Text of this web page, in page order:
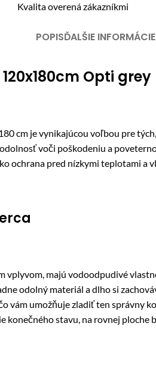
Kvalita overená zákazníkmi
POPISĎALŠIE INFORMÁCIE
Opti grey
cm je vynikajúcou voľbou pre
voči poškodeniu a
ochrana pred nízkymi teplotami a
vplyvom, majú vodoodpudivé
odolný materiál a dlho si
vám umožňuje zladiť ten správny
konečného stavu, na rovnej